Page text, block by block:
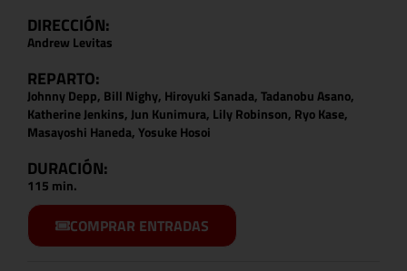
DIRECCIÓN:
Andrew Levitas
REPARTO:
Johnny Depp, Bill Nighy, Hiroyuki Sanada, Tadanobu Asano,
Katherine Jenkins, Jun Kunimura, Lily Robinson, Ryo Kase,
Masayoshi Haneda, Yosuke Hosoi
DURACIÓN:
115 min.
COMPRAR ENTRADAS